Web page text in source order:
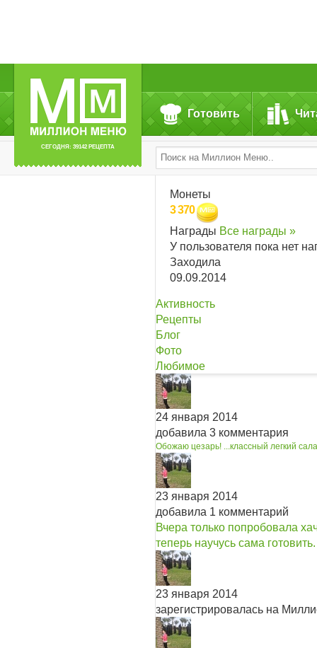
СЕГОДНЯ: 39142 РЕЦЕПТА
Готовить
Монеты
3 370
Награды Все награды »
У пользователя пока нет
Заходила
09.09.2014
Активность
Рецепты
Блог
Фото
Любимое
24 января 2014
добавила 3 комментария
Обожаю цезарь! ...классный легкий
23 января 2014
добавила 1 комментарий
Вчера только попробовала
теперь научусь сама готовить.
23 января 2014
зарегистрировалась на